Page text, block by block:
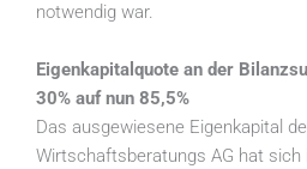
notwendig war.
Eigenkapitalquote an der
30% auf nun 85,5%
Das ausgewiesene Eigenkapital
Wirtschaftsberatungs AG hat sich